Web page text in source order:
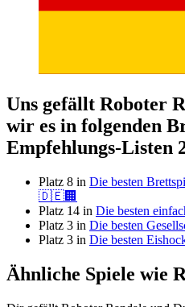
Uns gefällt Roboter
wir es in folgenden
Empfehlungs-Listen
Platz 8 in Die besten
🇩🇪🏢
Platz 14 in Die besten
Platz 3 in Die besten
Platz 3 in Die besten
Ähnliche Spiele wie